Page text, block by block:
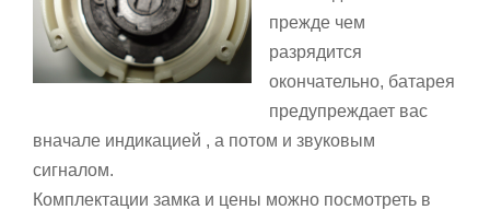
прежде чем
разрядится
окончательно, батарея
предупреждает вас
вначале индикацией , а потом и звуковым
сигналом.
Комплектации замка и цены можно посмотреть в